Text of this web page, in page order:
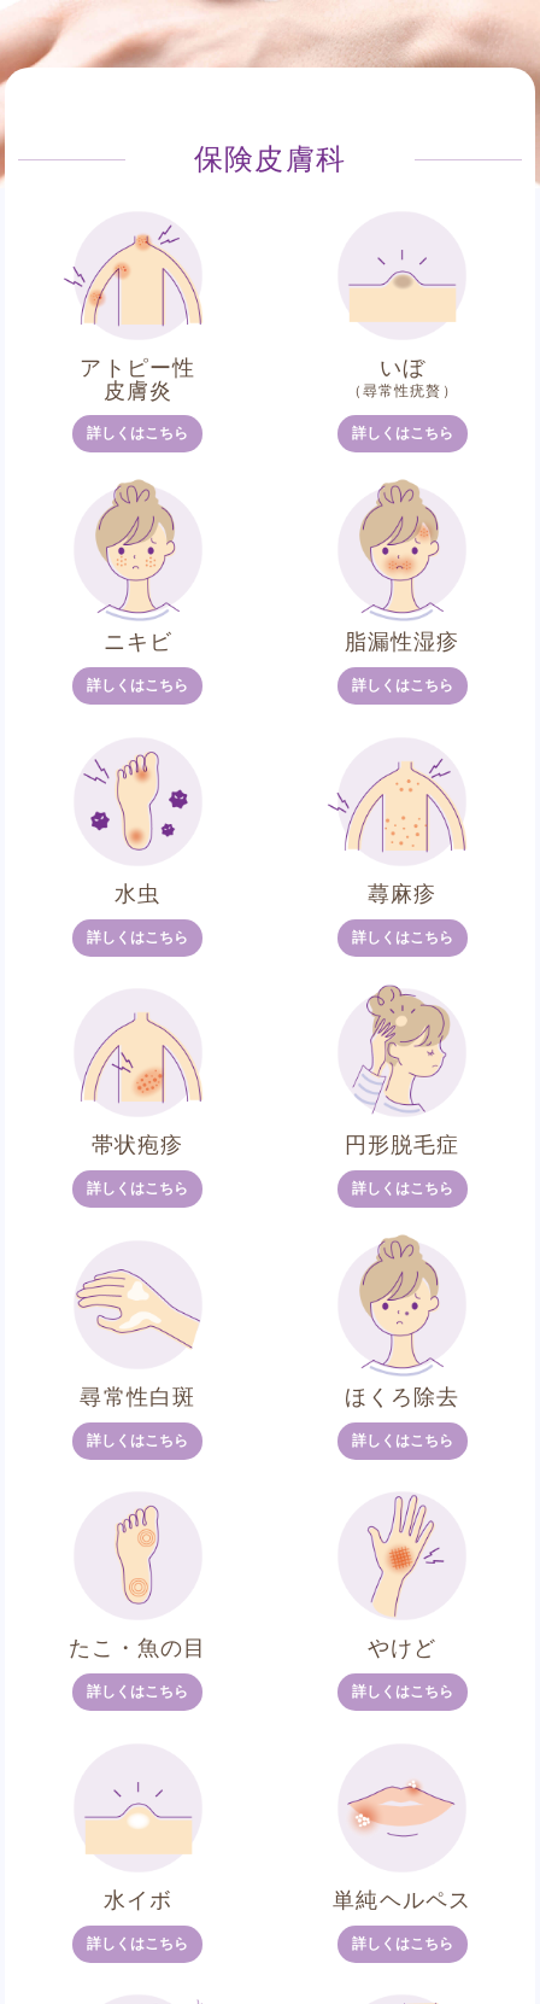
保険皮膚科
アトピー性
皮膚炎
詳しくはこちら
いぼ
（尋常性疣贅）
詳しくはこちら
ニキビ
詳しくはこちら
脂漏性湿疹
詳しくはこちら
水虫
詳しくはこちら
蕁麻疹
詳しくはこちら
帯状疱疹
詳しくはこちら
円形脱毛症
詳しくはこちら
尋常性白斑
詳しくはこちら
ほくろ除去
詳しくはこちら
たこ・魚の目
詳しくはこちら
やけど
詳しくはこちら
水イボ
詳しくはこちら
単純ヘルペス
詳しくはこちら